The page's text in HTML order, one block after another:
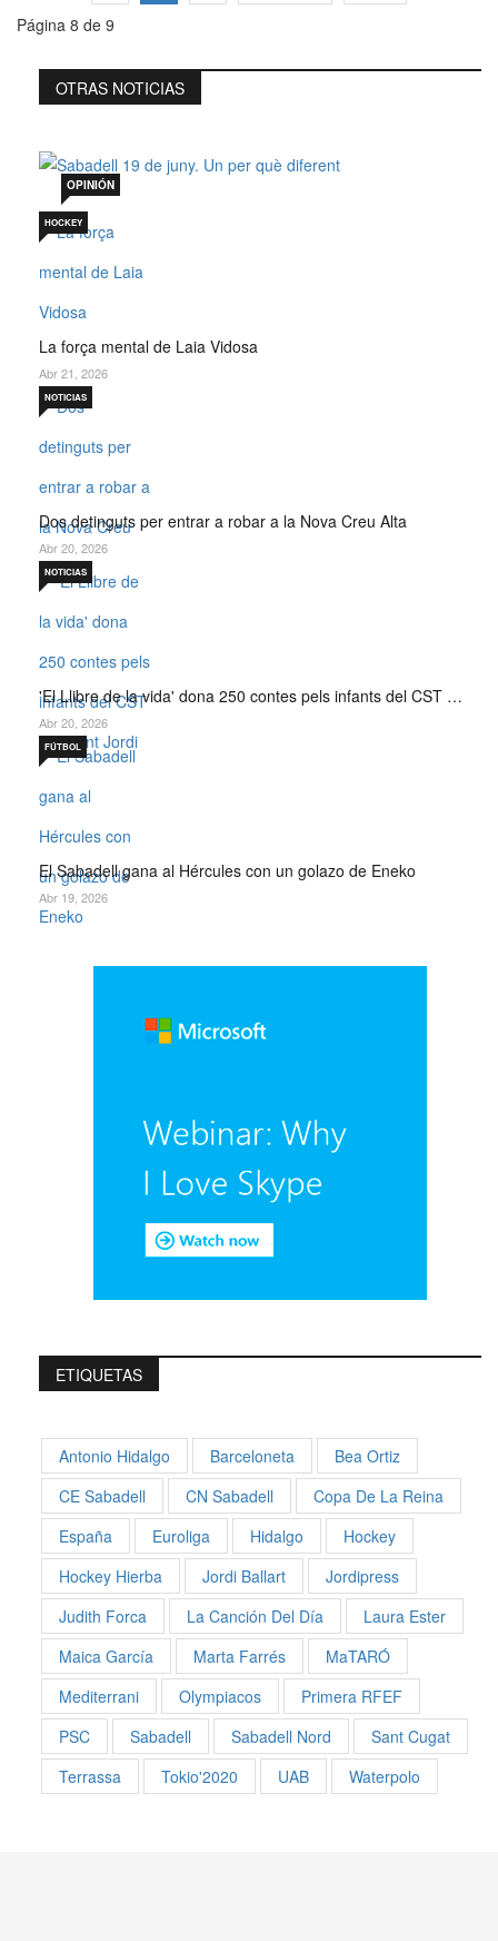
Página 8 de 9
OTRAS NOTICIAS
Sabadell 19 de juny. Un per què diferent
OPINIÓN
La força mental de Laia Vidosa
HOCKEY
Abr 21, 2026
Dos detinguts per entrar a robar a la Nova Creu Alta
NOTICIAS
Abr 20, 2026
'El Llibre de la vida' dona 250 contes pels infants del CST …
NOTICIAS
Abr 20, 2026
El Sabadell gana al Hércules con un golazo de Eneko
FÚTBOL
Abr 19, 2026
ETIQUETAS
Antonio Hidalgo Barceloneta
Bea Ortiz
CE Sabadell
CN Sabadell
Copa De La Reina
España
Euroliga Hidalgo
Hockey
Hockey Hierba
Jordi Ballart
Jordipress
Judith Forca
La Canción Del Día
Laura Ester
Maica García
Marta Farrés
MaTARÓ
Mediterrani
Olympiacos
Primera RFEF
PSC
Sabadell Sabadell Nord
Sant Cugat
Terrassa
Tokio'2020 UAB Waterpolo